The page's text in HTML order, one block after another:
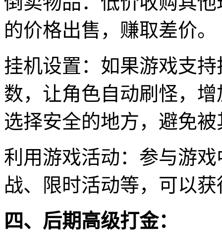
的价格出售，赚取差价。
挂机设置：如果游戏支
数，让角色自动刷怪，
选择安全的地方，避免
利用游戏活动：参与游
战、限时活动等，可以
四、后期高级打金：